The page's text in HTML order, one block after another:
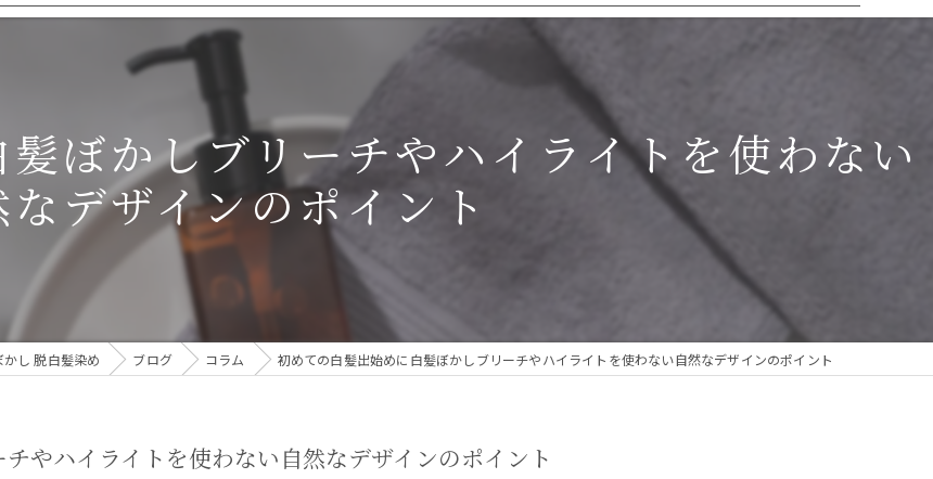
カラー
ショートカット
ぼかしブリーチやハイライトを使わない
なデザインのポイント
し 脱白髪染め ブログ コラム 初めての白髪出始めに白髪ぼかしブリーチやハイライトを使わない自然なデザインのポイント
やハイライトを使わない自然なデザインのポイント